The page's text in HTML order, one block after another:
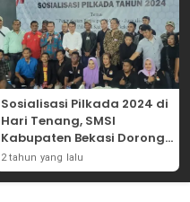
Sosialisasi Pilkada 2024 di
Hari Tenang, SMSI
Kabupaten Bekasi Dorong
Angka Partisipasi
Masyarakat
2 tahun yang lalu